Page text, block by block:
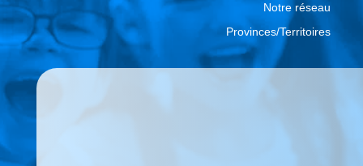
Notre réseau
Provinces/Territoires